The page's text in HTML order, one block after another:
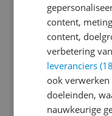
JBL Bar
Ga
content,
content,
verbetering
leveranciers
ook
doeleinden,
nauwkeurige